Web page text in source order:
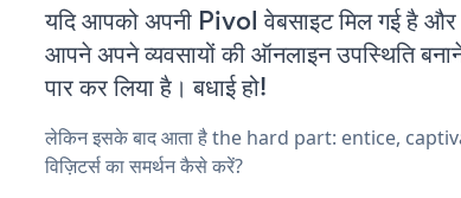
यदि आपको अपनी Pivol वेबसाइट मिल गई है
आपने अपने व्यवसायों की ऑनलाइन उपस्थिति
पार कर लिया है। बधाई हो!
लेकिन इसके बाद आता है the hard part: entice,
विज़िटर्स का समर्थन कैसे करें?